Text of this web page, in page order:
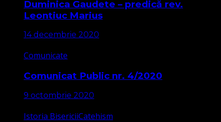
Duminica Gaudete – predică rev.
Leontiuc Marius
14 decembrie 2020
Comunicate
Comunicat Public nr. 4/2020
9 octombrie 2020
Istoria BisericiiCatehism